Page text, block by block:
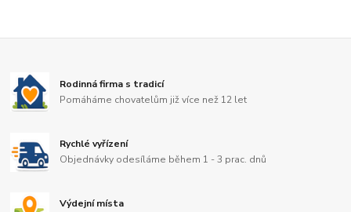
Rodinná firma s tradicí
Pomáháme chovatelům již více než 12 let
Rychlé vyřízení
Objednávky odesíláme během 1 - 3 prac. dnů
Výdejní místa